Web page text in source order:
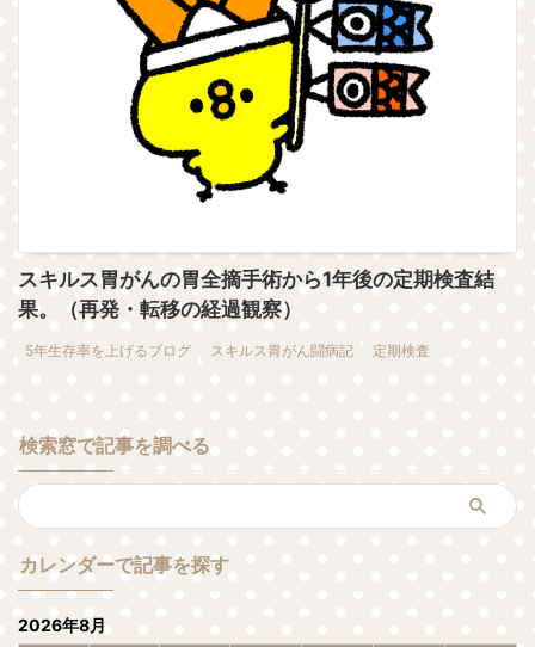
スキルス胃がんの胃全摘手術から1年後の定期検査結
果。（再発・転移の経過観察）
5年生存率を上げるブログ スキルス胃がん闘病記 定期検査
検索窓で記事を調べる
カレンダーで記事を探す
2026年8月